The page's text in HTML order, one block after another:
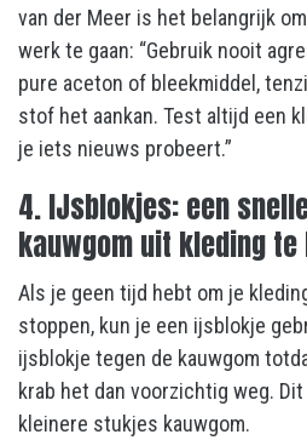
van der Meer is het belangrijk
werk te gaan: “Gebruik nooit
pure aceton of bleekmiddel,
stof het aankan. Test altijd een
je iets nieuws probeert.”
4. IJsblokjes: een
kauwgom uit kleding te
Als je geen tijd hebt om je
stoppen, kun je een ijsblokje
ijsblokje tegen de kauwgom
krab het dan voorzichtig weg.
kleinere stukjes kauwgom.